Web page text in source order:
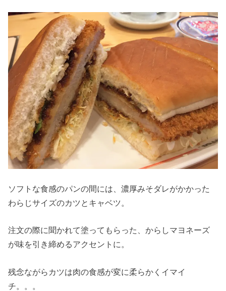
ソフトな食感のパンの間には、濃厚みそダレがかかった
わらじサイズのカツとキャベツ。
注文の際に聞かれて塗ってもらった、からしマヨネーズ
が味を引き締めるアクセントに。
残念ながらカツは肉の食感が変に柔らかくイマイ
チ。。。